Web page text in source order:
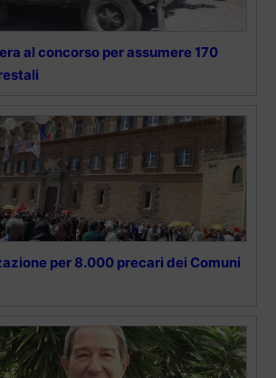
al concorso per assumere 170
per 8.000 precari dei Comuni